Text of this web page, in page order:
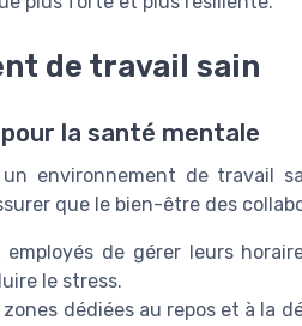
de travail sain
la santé mentale
environnement de travail
que le bien-être des
employés de gérer leurs
le stress.
zones dédiées au repos et à la